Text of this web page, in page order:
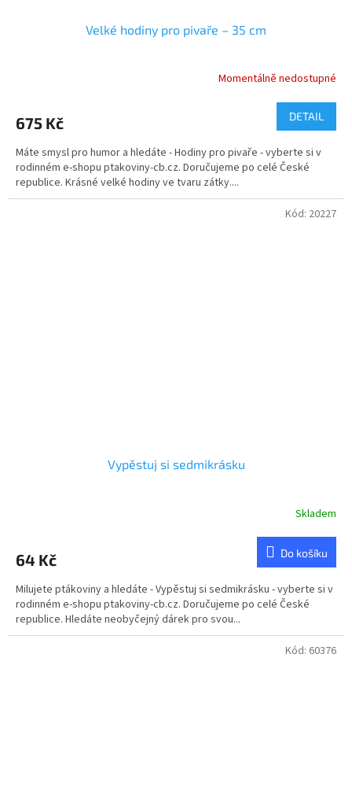
Velké hodiny pro pivaře – 35 cm
je
z
5
hvězdiček.
Momentálně nedostupné
675 Kč DETAIL
Máte smysl pro humor a hledáte - Hodiny pro pivaře - vyberte si v
rodinném e-shopu ptakoviny-cb.cz. Doručujeme po celé České
republice. Krásné velké hodiny ve tvaru zátky....
Vypěstuj si sedmikrásku
je
z
5
hvězdiček.
Skladem
64 Kč Do košíku
Milujete ptákoviny a hledáte - Vypěstuj si sedmikrásku - vyberte si v
rodinném e-shopu ptakoviny-cb.cz. Doručujeme po celé České
republice. Hledáte neobyčejný dárek pro svou...
Kód: 20227
Kód: 60376